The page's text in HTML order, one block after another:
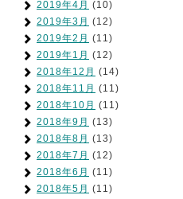
2019年4月 (10)
2019年3月 (12)
2019年2月 (11)
2019年1月 (12)
2018年12月 (14)
2018年11月 (11)
2018年10月 (11)
2018年9月 (13)
2018年8月 (13)
2018年7月 (12)
2018年6月 (11)
2018年5月 (11)